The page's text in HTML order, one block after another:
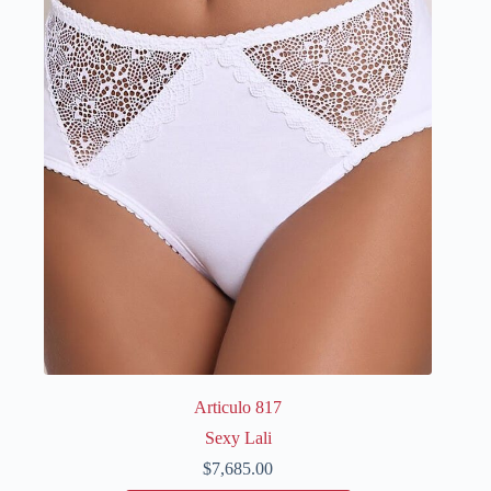
Las
opciones
se
pueden
elegir
Articulo 817
Sexy Lali
$7,685.00